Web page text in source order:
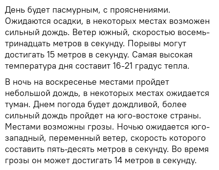
День будет пасмурным, с прояснениями.
Ожидаются осадки, в некоторых местах возможен
сильный дождь. Ветер южный, скоростью восемь-
тринадцать метров в секунду. Порывы могут
достигать 15 метров в секунду. Самая высокая
температура дня составит 16-21 градус тепла.
В ночь на воскресенье местами пройдет
небольшой дождь, в некоторых местах ожидается
туман. Днем погода будет дождливой, более
сильный дождь пройдет на юго-востоке страны.
Местами возможны грозы. Ночью ожидается юго-
западный, переменный ветер, скорость которого
составить пять-десять метров в секунду. Во время
грозы он может достигать 14 метров в секунду.